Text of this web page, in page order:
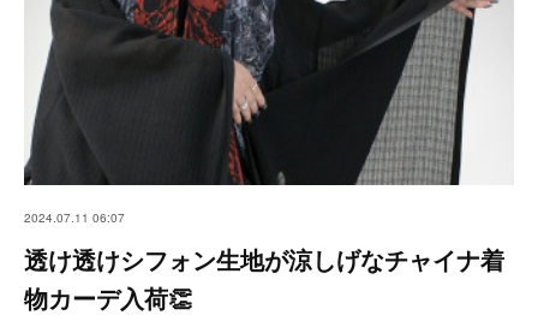
2024.07.11 06:07
透け透けシフォン生地が涼しげなチャイナ着
物カーデ入荷👏